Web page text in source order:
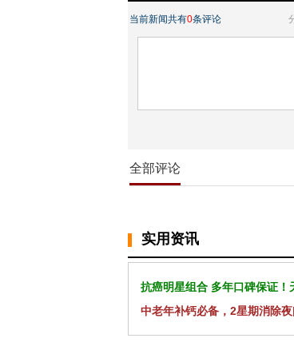
当前新闻共有0条评论
全部评论
实用资讯
抗癌明星组合 多年口碑保证
中老年补钙必备，2星期消除